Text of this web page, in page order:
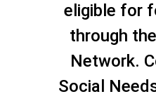
eligible for
through
Network.
Social